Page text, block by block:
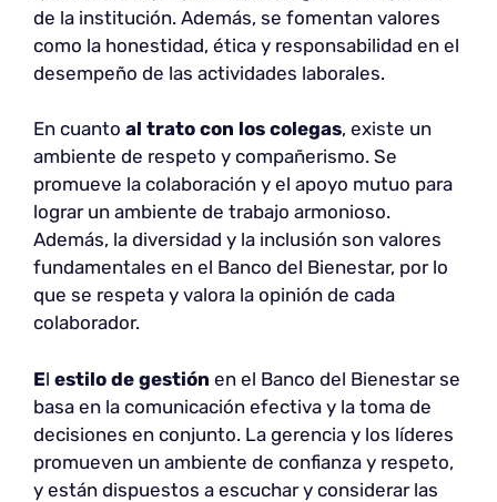
de la institución. Además, se fomentan valores
como la honestidad, ética y responsabilidad en el
desempeño de las actividades laborales.
En cuanto al trato con los colegas, existe un
ambiente de respeto y compañerismo. Se
promueve la colaboración y el apoyo mutuo para
lograr un ambiente de trabajo armonioso.
Además, la diversidad y la inclusión son valores
fundamentales en el Banco del Bienestar, por lo
que se respeta y valora la opinión de cada
colaborador.
El estilo de gestión en el Banco del Bienestar se
basa en la comunicación efectiva y la toma de
decisiones en conjunto. La gerencia y los líderes
promueven un ambiente de confianza y respeto,
y están dispuestos a escuchar y considerar las